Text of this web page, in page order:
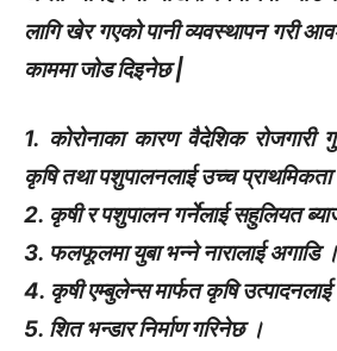
लागि खेर गएको पानी व्यवस्थापन गरी
काममा जोड दिइनेछ |
1. कोरोनाका कारण वैदेशिक रोजगारी
कृषि तथा पशुपालनलाई उच्च प्राथमिकता
2. कृषी र पशुपालन गर्नेलाई सहुलियत
3. फलफूलमा युबा भन्ने नारालाई अगाडि ।
4. कृषी एम्बुलेन्स मार्फत कृषि
5. शित भन्डार निर्माण गरिनेछ ।